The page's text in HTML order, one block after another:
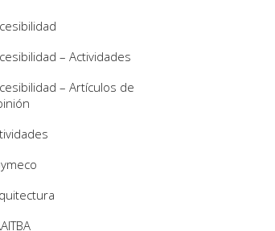
– Actividades
– Artículos de